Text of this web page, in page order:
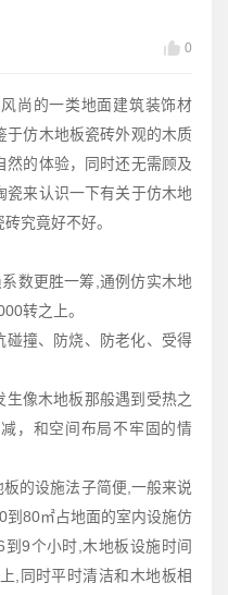
0
尚的一类地面建筑装饰材
于仿木地板瓷砖外观的木质
然的体验，同时还无需顾及
瓷来认识一下有关于仿木地
究竟好不好。
数更胜一筹,通例仿实木地
转之上。
撞、防烧、防老化、受得
像木地板那般遇到受热之
，和空间布局不牢固的情
的设施法子简便,一般来说
到80㎡占地面的室内设施仿
9个小时,木地板设施时间
,同时平时清洁和木地板相